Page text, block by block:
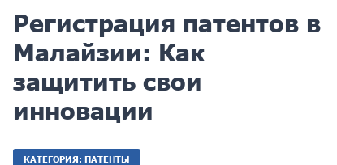
Регистрация патентов в
Малайзии: Как
защитить свои
инновации
КАТЕГОРИЯ: ПАТЕНТЫ